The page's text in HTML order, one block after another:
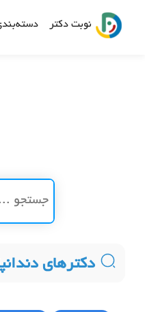
نوبت دکتر
دکترهای